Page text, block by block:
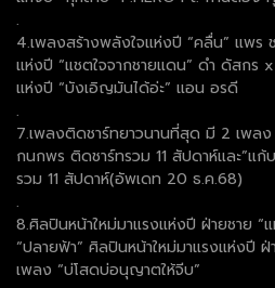
.
4.เพลงสร้างพลังใจแห่งปี “คลื่น” แพร
แห่งปี “แชตใจจากชายแดน” ดำ ดัสกร
แห่งปี “บังเอิญมันได้อ่ะ” แอน อรดี
.
7.เพลงติดชาร์ทยาวนานที่สุด มี 2 เพล
กนกพร ติดชาร์ทรวม 11 สัปดาห์และ”แ
รวม 11 สัปดาห์(อัพเดท 20 ธ.ค.68)
.
8.ศิลปินหน้าใหม่มาแรงแห่งปี ฝ่ายชาย
“ปลายฟ้า” ศิลปินหน้าใหม่มาแรงแห่งปี
เพลง “บ่โสดบ่อนุญาตให้จีบ”